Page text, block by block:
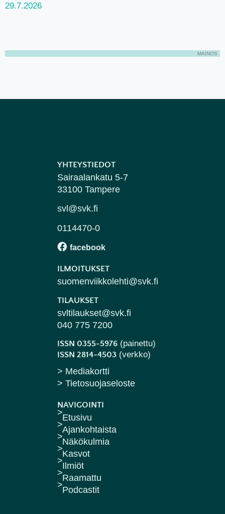
29.7.2026
MAINOS
YHTEYSTIEDOT
Sairaalankatu 5-7
33100 Tampere
svl@svk.fi
0114470-0
ILMOITUKSET
suomenviikkolehti@svk.fi
TILAUKSET
svltilaukset@svk.fi
040 775 7200
ISSN 0355-5976 (painettu)
ISSN 2814-4503 (verkko)
> Mediakortti
> Tietosuojaseloste
NAVIGOINTI
Etusivu
Ajankohtaista
Näkökulmia
Kasvot
Ilmiöt
Raamattu
Podcastit